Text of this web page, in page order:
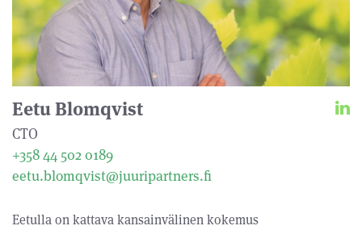
Eetu Blomqvist
CTO
+358 44 502 0189
eetu.blomqvist@juuripartners.fi
Eetulla on kattava kansainvälinen kokemus